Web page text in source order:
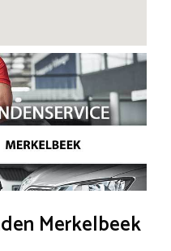
Merkelbeek